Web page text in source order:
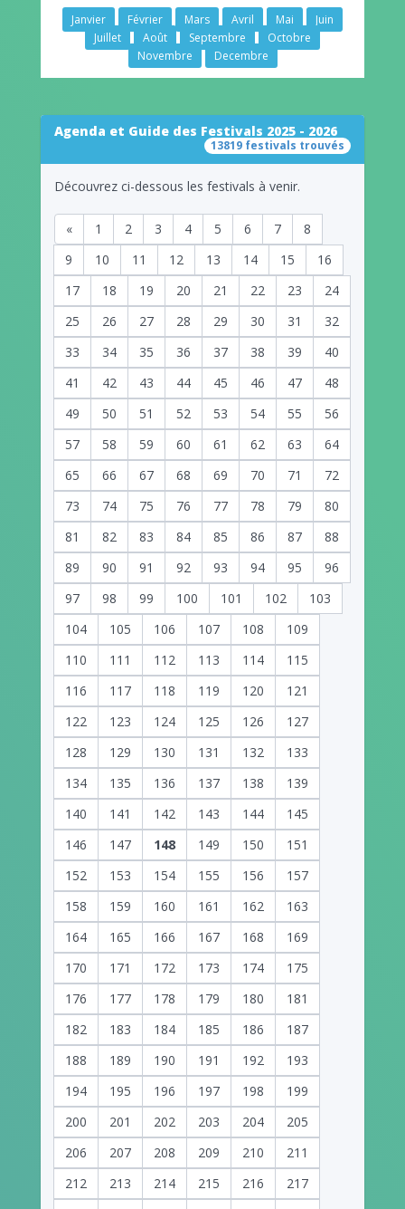
Janvier Février Mars Avril Mai
Juin
Juillet
Août Septembre
Octobre
Novembre
Decembre
Agenda et Guide des Festivals 2025 - 2026
13819 festivals trouvés
Découvrez ci-dessous les festivals à venir.
« 1 2 3 4 5 6 7
8
9
10 11 12 13 14 15
16
17
18 19 20 21 22 23
24
25
26 27 28 29 30 31
32
33
34 35 36 37 38 39
40
41
42 43 44 45 46 47
48
49
50 51 52 53 54 55
56
57
58 59 60 61 62 63
64
65
66 67 68 69 70 71
72
73
74 75 76 77 78 79
80
81
82 83 84 85 86 87
88
89
90 91 92 93 94 95
96
97
98 99 100 101 102
103
104
105 106 107 108
109
110
111 112 113 114
115
116
117 118 119 120
121
122
123 124 125 126
127
128
129 130 131 132
133
134
135 136 137 138
139
140
141 142 143 144
145
146
147 148 149 150
151
152
153 154 155 156
157
158
159 160 161 162
163
164
165 166 167 168
169
170
171 172 173 174
175
176
177 178 179 180
181
182
183 184 185 186
187
188
189 190 191 192
193
194
195 196 197 198
199
200
201 202 203 204
205
206
207 208 209 210
211
212
213 214 215 216
217